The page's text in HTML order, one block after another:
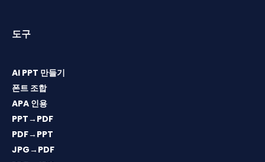
도구
AI PPT 만들기
폰트 조합
APA 인용
PPT→PDF
PDF→PPT
JPG→PDF